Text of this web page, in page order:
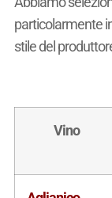
particolarmente
stile del
Vino